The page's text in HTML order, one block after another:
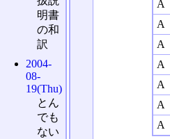
A
A
A
A
A
A
A
明書
の和
訳
2004-
08-
19(Thu)
とん
でも
ない